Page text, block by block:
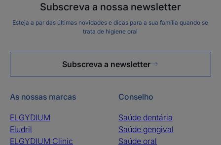
Subscreva a nossa newsletter
Esteja a par das últimas novidades e dicas para a sua família quando se
trata de higiene oral
Subscreva a newsletter
As nossas marcas
ELGYDIUM
Eludril
ELGYDIUM Clinic
Conselho
Saúde dentária
Saúde gengival
Saúde oral